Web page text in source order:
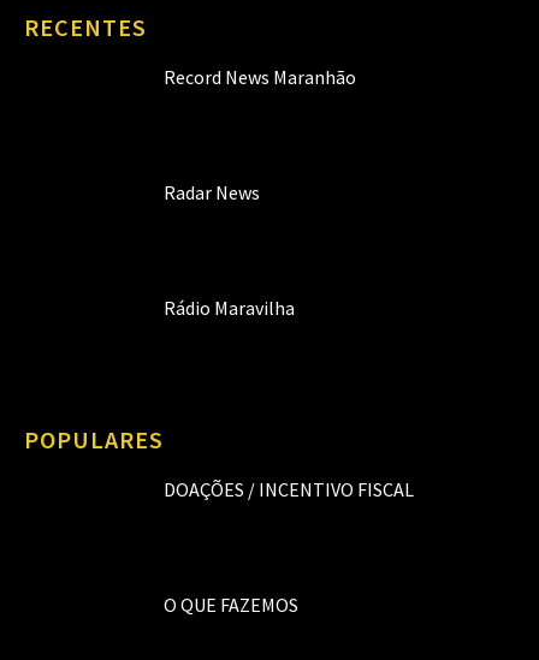
RECENTES
Record News Maranhão
Radar News
Rádio Maravilha
POPULARES
DOAÇÕES / INCENTIVO FISCAL
O QUE FAZEMOS